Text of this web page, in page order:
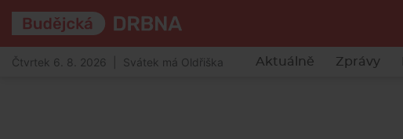
Čtvrtek 6. 8. 2026 | Svátek má Oldřiška Aktuálně Zprávy